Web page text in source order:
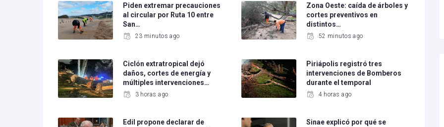
Piden extremar precauciones
al circular por Ruta 10 entre
San…
23 minutos ago
Zona Oeste: caída de árboles y
cortes preventivos en
distintos…
52 minutos ago
Ciclón extratropical dejó
daños, cortes de energía y
múltiples intervenciones…
3 horas ago
Piriápolis registró tres
intervenciones de Bomberos
durante el temporal
4 horas ago
Edil propone declarar de
Sinae explicó por qué se